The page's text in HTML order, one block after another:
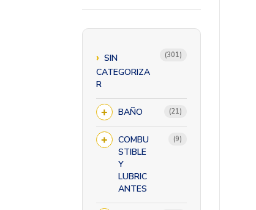
SIN
CATEGORIZA
R
301301
BAÑO 2121
COMBU
STIBLE
Y
LUBRIC
ANTES
99